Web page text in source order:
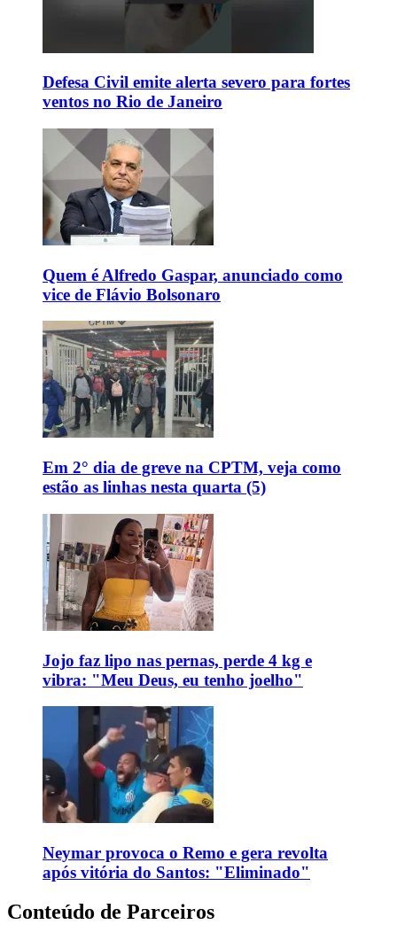
Defesa Civil emite alerta severo para fortes
ventos no Rio de Janeiro
Quem é Alfredo Gaspar, anunciado como
vice de Flávio Bolsonaro
Em 2° dia de greve na CPTM, veja como
estão as linhas nesta quarta (5)
Jojo faz lipo nas pernas, perde 4 kg e
vibra: "Meu Deus, eu tenho joelho"
Neymar provoca o Remo e gera revolta
após vitória do Santos: "Eliminado"
Conteúdo de Parceiros